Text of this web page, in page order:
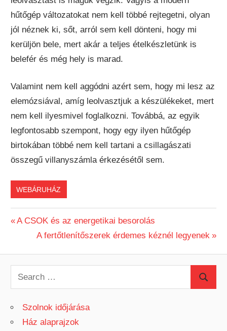
hűtőgép változatokat nem kell többé rejtegetni, olyan
jól néznek ki, sőt, arról sem kell dönteni, hogy mi
kerüljön bele, mert akár a teljes ételkészletünk is
belefér és még hely is marad.
Valamint nem kell aggódni azért sem, hogy mi lesz az
elemózsiával, amíg leolvasztjuk a készülékeket, mert
nem kell ilyesmivel foglalkozni. Továbbá, az egyik
legfontosabb szempont, hogy egy ilyen hűtőgép
birtokában többé nem kell tartani a csillagászati
összegű villanyszámla érkezésétől sem.
WEBÁRUHÁZ
Bejegyzés
navigáció
Previous
Post:
A CSOK és az energetikai besorolás
Next
A fertőtlenítőszerek érdemes kéznél legyenek
e
Szolnok időjárása
Ház alaprajzok